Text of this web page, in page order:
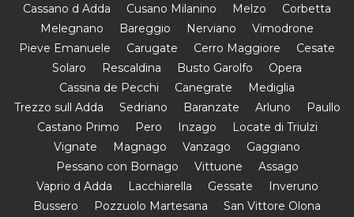
Cassano d Adda
Cusano Milanino Melzo
Corbetta
Melegnano
Bareggio Nerviano
Vimodrone
Pieve Emanuele
Carugate Cerro Maggiore
Cesate
Solaro
Rescaldina Busto Garolfo
Opera
Cassina de Pecchi
Canegrate
Mediglia
Trezzo sull Adda
Sedriano Baranzate Arluno
Paullo
Castano Primo
Pero Inzago
Locate di Triulzi
Vignate
Magnago Vanzago
Gaggiano
Pessano con Bornago
Vittuone
Assago
Vaprio d Adda
Lacchiarella Gessate
Inveruno
Bussero
Pozzuolo Martesana
San Vittore Olona